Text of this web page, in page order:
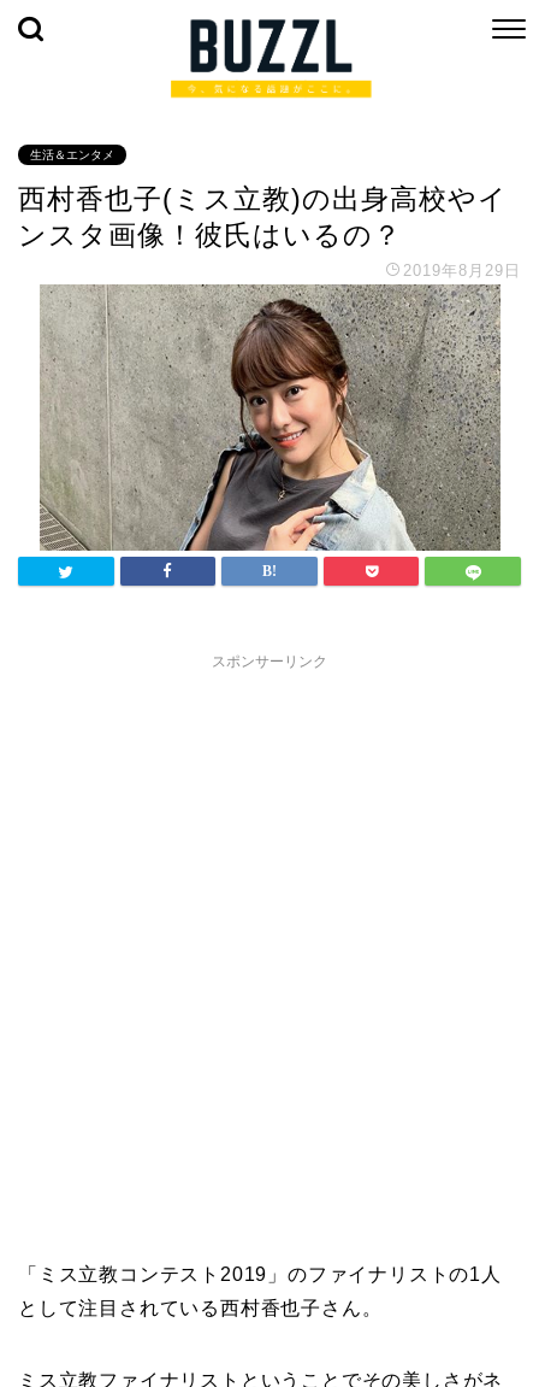
生活＆エンタメ
西村香也子(ミス立教)の出身高校やイ
ンスタ画像！彼氏はいるの？
2019年8月29日
スポンサーリンク
「ミス立教コンテスト2019」のファイナリストの1人
として注目されている西村香也子さん。
ミス立教ファイナリストということでその美しさがネ